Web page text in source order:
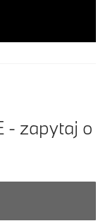
- zapytaj o